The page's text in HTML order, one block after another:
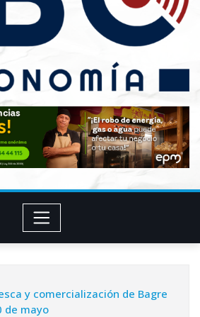
y comercialización de Bagre
de mayo